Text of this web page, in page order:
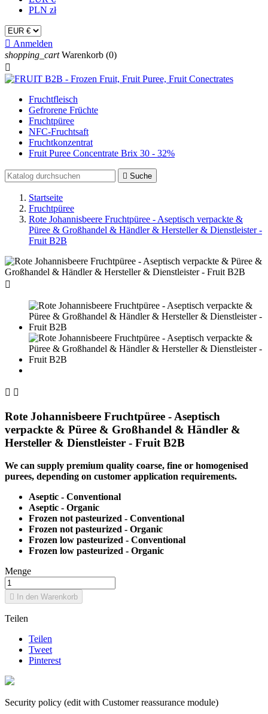
PLN zł
 Anmelden
shopping_cart Warenkorb (0)

Fruchtfleisch
Gefrorene Früchte
Fruchtpüree
NFC-Fruchtsaft
Fruchtkonzentrat
Fruit Puree Concentrate Brix 30 - 32%
 Suche
Startseite
Fruchtpüree
Rote Johannisbeere Fruchtpüree - Aseptisch verpackte &
Püree & Großhandel & Händler & Hersteller & Dienstleister -
Fruit B2B

 
Rote Johannisbeere Fruchtpüree - Aseptisch
verpackte & Püree & Großhandel & Händler &
Hersteller & Dienstleister - Fruit B2B
We can supply premium quality coarse, fine or homogenised
purees, depending on customer application requirements.
Aseptic - Conventional
Aseptic - Organic
Frozen not pasteurized - Conventional
Frozen not pasteurized - Organic
Frozen low pasteurized - Conventional
Frozen low pasteurized - Organic
Menge
 In den Warenkorb
Teilen
Teilen
Tweet
Pinterest
Security policy (edit with Customer reassurance module)